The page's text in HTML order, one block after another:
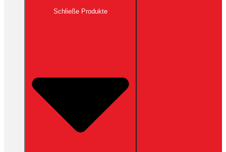
Schließe Produkte